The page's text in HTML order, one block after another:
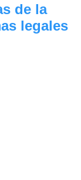
de la
legales